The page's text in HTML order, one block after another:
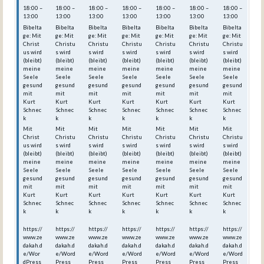
18:00 –
13:00
Bibelta
ge: Mit
Christ
us wird
(bleibt)
meine
Seele
gesund
mit
Kurt
Schnec
k
Mit
Christ
us wird
(bleibt)
meine
Seele
gesund
mit
Kurt
Schnec
k
https://
www.ze
dakah.d
e/Wor
dPress
18:00 –
13:00
Bibelta
ge: Mit
Christu
s wird
(bleibt)
meine
Seele
gesund
mit
Kurt
Schnec
k
Mit
Christu
s wird
(bleibt)
meine
Seele
gesund
mit
Kurt
Schnec
k
https://
www.ze
dakah.d
e/Word
Press_
18:00 –
13:00
Bibelta
ge: Mit
Christu
s wird
(bleibt)
meine
Seele
gesund
mit
Kurt
Schnec
k
Mit
Christu
s wird
(bleibt)
meine
Seele
gesund
mit
Kurt
Schnec
k
https://
www.ze
dakah.d
e/Word
Press_
18:00 –
13:00
Bibelta
ge: Mit
Christu
s wird
(bleibt)
meine
Seele
gesund
mit
Kurt
Schnec
k
Mit
Christu
s wird
(bleibt)
meine
Seele
gesund
mit
Kurt
Schnec
k
https://
www.ze
dakah.d
e/Word
Press_
18:00 –
13:00
Bibelta
ge: Mit
Christu
s wird
(bleibt)
meine
Seele
gesund
mit
Kurt
Schnec
k
Mit
Christu
s wird
(bleibt)
meine
Seele
gesund
mit
Kurt
Schnec
k
https://
www.ze
dakah.d
e/Word
Press_
18:00 –
13:00
Bibelta
ge: Mit
Christu
s wird
(bleibt)
meine
Seele
gesund
mit
Kurt
Schnec
k
Mit
Christu
s wird
(bleibt)
meine
Seele
gesund
mit
Kurt
Schnec
k
https://
www.ze
dakah.d
e/Word
Press_
18:00 –
13:00
Bibelta
ge: Mit
Christu
s wird
(bleibt)
meine
Seele
gesund
mit
Kurt
Schnec
k
Mit
Christu
s wird
(bleibt)
meine
Seele
gesund
mit
Kurt
Schnec
k
https://
www.ze
dakah.d
e/Word
Press_